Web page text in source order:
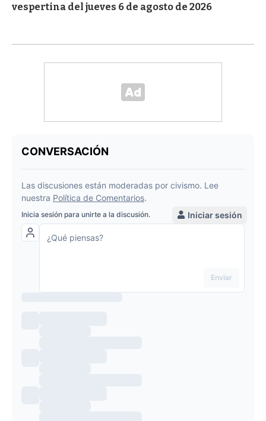
vespertina del jueves 6 de agosto de 2026